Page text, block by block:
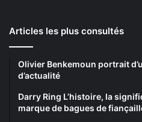
Articles les plus consultés
Olivier Benkemoun portrait
d’actualité
Darry Ring L’histoire, la
marque de bagues de